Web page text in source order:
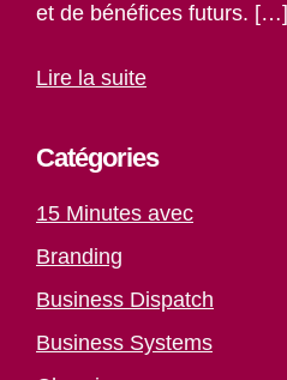
et de bénéfices futurs. […]
Lire la suite
Catégories
15 Minutes avec
Branding
Business Dispatch
Business Systems